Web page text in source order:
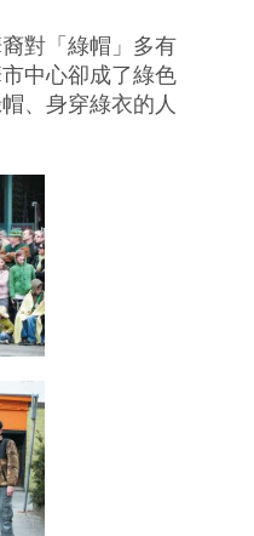
對「綠帽」多有
中心卻成了綠色
、身穿綠衣的人